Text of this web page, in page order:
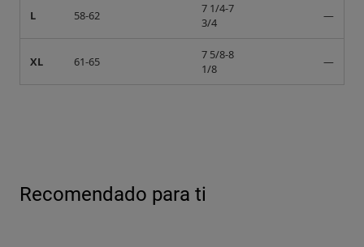
L 58-62
7 1/4-7
3/4
—
XL 61-65
7 5/8-8
1/8
—
Recomendado para ti